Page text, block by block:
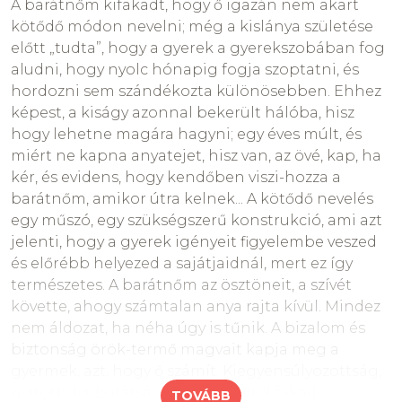
Az iskoláskor kezdetével a gondolkodás is változik,
de a mágikus gondolkodás sem múlik el teljesen.
Én azt tapasztalom, hogy igen sokszor megmarad.
A gyerek a valóság újrateremtésének igényével
állít valótlant és talán hiszi is, hogy igaz, vagy bár
igaz lenne. A vágyait fogalmazza meg. Egészen
torz tükör mutathatja azt, hogy ő hazudik, holott a
felnőttek ezen a tükrön át néznek sokszor. A
gyerek nem félrevezetni akar. Az ő realitás
érzékelése még ingatag, a fantázia és a valóság
közti határ nem éles, úgymond kettős tudata van.
A minősítés – hogy ő hazug – az énképére,
önbecsülésére nézve sokkal ártalmasabb
hosszútávon, mint az az eset, hogy valótlant állít.
Ha egy nyilvánvaló helyzet előtt állunk: azt mondja,
higgadtnak maradni és felidézni, hogy ez egy
A barátnőm kifakadt, hogy ő igazán nem akart
kötődő módon nevelni; még a kislánya születése
előtt „tudta”, hogy a gyerek a gyerekszobában fog
aludni, hogy nyolc hónapig fogja szoptatni, és
hordozni sem szándékozta különösebben. Ehhez
képest, a kiságy azonnal bekerült hálóba, hisz
hogy lehetne magára hagyni; egy éves múlt, és
miért ne kapna anyatejet, hisz van, az övé, kap, ha
kér, és evidens, hogy kendőben viszi-hozza a
barátnőm, amikor útra kelnek... A kötődő nevelés
egy műszó, egy szükségszerű konstrukció, ami azt
jelenti, hogy a gyerek igényeit figyelembe veszed
és előrébb helyezed a sajátjaidnál, mert ez így
természetes. A barátnőm az ösztöneit, a szívét
követte, ahogy számtalan anya rajta kívül. Mindez
nem áldozat, ha néha úgy is tűnik. A bizalom és
biztonság örök-termő magvait kapja meg a
nyitottság, barátságosság, belülről fakadó
TOVÁBB